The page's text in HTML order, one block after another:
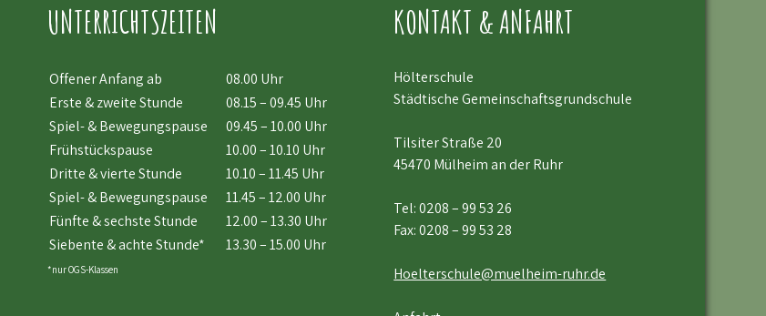
UNTERRICHTSZEITEN
Offener Anfang ab
08.00 Uhr
Erste & zweite Stunde
08.15 – 09.45 Uhr
Spiel- & Bewegungspause
09.45 – 10.00 Uhr
Frühstückspause
10.00 – 10.10 Uhr
Dritte & vierte Stunde
10.10 – 11.45 Uhr
Spiel- & Bewegungspause
11.45 – 12.00 Uhr
Fünfte & sechste Stunde
12.00 – 13.30 Uhr
Siebente & achte Stunde*
13.30 – 15.00 Uhr
*nur OGS-Klassen
KONTAKT & ANFAHRT
Hölterschule
Städtische Gemeinschaftsgrundschule
Tilsiter Straße 20
45470 Mülheim an der Ruhr
Tel:0208 – 99 53 26
Fax: 0208 – 99 53 28
Hoelterschule@muelheim-ruhr.de